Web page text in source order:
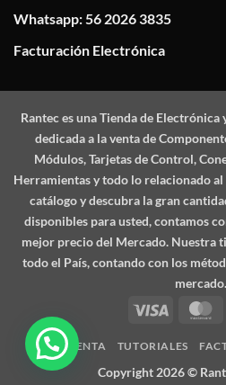
Whatsapp: 56 2026 3835
Facturación Electrónica
Ranteces una Tienda de Electrónica
dedicada a la venta de
Módulos, Tarjetas de Control,
Herramientas y todo lo relacionado
catálogo y descubra la gran
disponibles para usted, contamos
mejor precio del Mercado. Nuestra
todo el País, contando con los
mercado.
Visa
MI CUENTA TUTORIALES
Copyright 2026 ©